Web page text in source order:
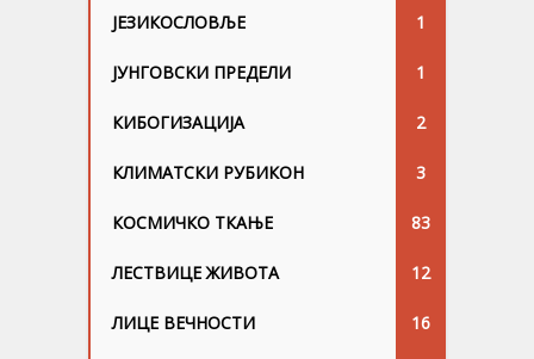
ЈЕЗИКОСЛОВЉЕ 1
ЈУНГОВСKИ ПРЕДЕЛИ 1
КИБОГИЗАЦИЈА 2
КЛИМАТСКИ РУБИКОН 3
КОСМИЧКО ТКАЊЕ 83
ЛЕСТВИЦЕ ЖИВОТА 12
ЛИЦЕ ВЕЧНОСТИ 16